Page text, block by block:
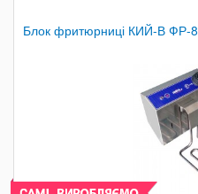
Блок фритюрниці КИЙ-В ФР-8